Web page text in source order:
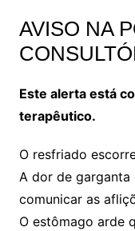
AVISO NA
Este alerta está
terapêutico.
O resfriado
A dor de garganta
comunicar as
O estômago arde